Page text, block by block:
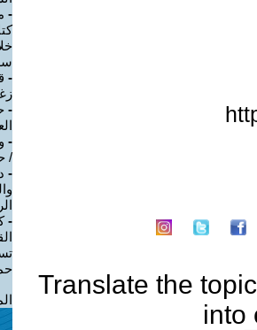
Translate the topic
into
-
-
-
-
/
-
-